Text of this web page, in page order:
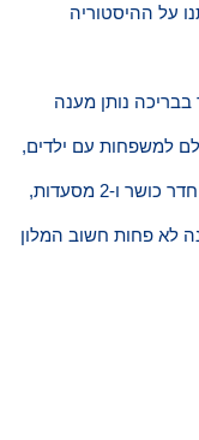
על ההיסטוריה
נותן מענה
ומושלם למשפחות עם ילדים,
פארק מים ,חדרי משחק, מרכז בריאות וספא חדר כושר ו-2 מסעדות,
לא פחות חשוב המלון